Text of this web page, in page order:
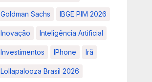
Goldman Sachs IBGE PIM 2026
Inovação Inteligência Artificial
Investimentos IPhone Irã
Lollapalooza Brasil 2026